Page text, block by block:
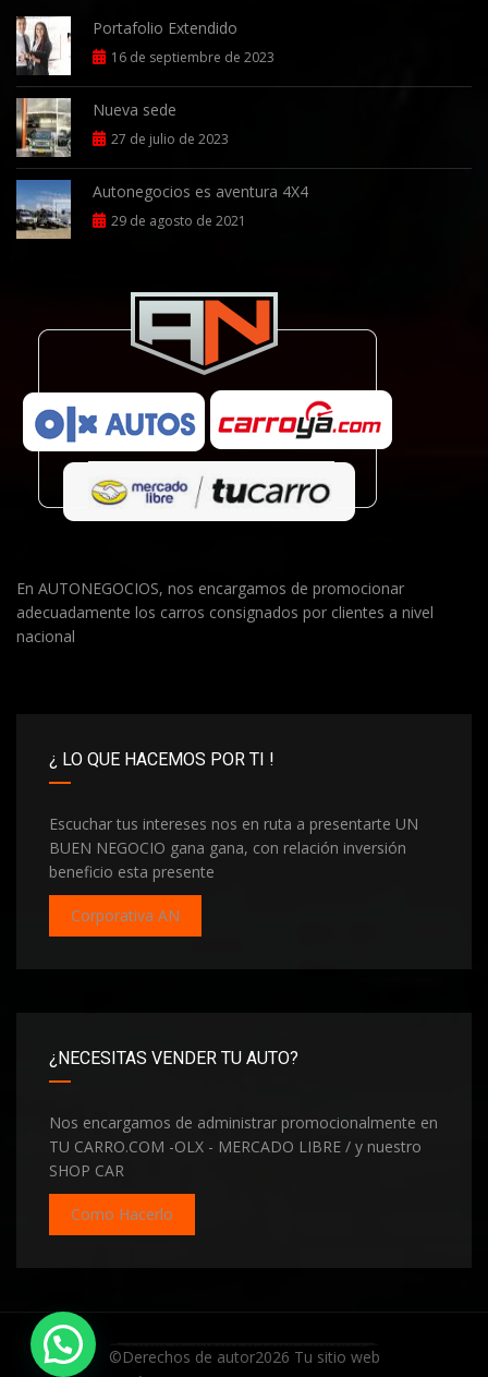
Portafolio Extendido
16 de septiembre de 2023
Nueva sede
27 de julio de 2023
Autonegocios es aventura 4X4
29 de agosto de 2021
En AUTONEGOCIOS, nos encargamos de promocionar
adecuadamente los carros consignados por clientes a nivel
nacional
¿ LO QUE HACEMOS POR TI !
Escuchar tus intereses nos en ruta a presentarte UN
BUEN NEGOCIO gana gana, con relación inversión
beneficio esta presente
Corporativa AN
¿NECESITAS VENDER TU AUTO?
Nos encargamos de administrar promocionalmente en
TU CARRO.COM -OLX - MERCADO LIBRE / y nuestro
SHOP CAR
Como Hacerlo
©Derechos de autor2026 Tu sitio web